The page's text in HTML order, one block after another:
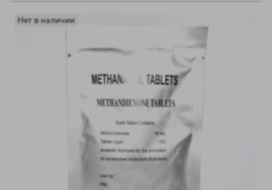
Нет в наличии